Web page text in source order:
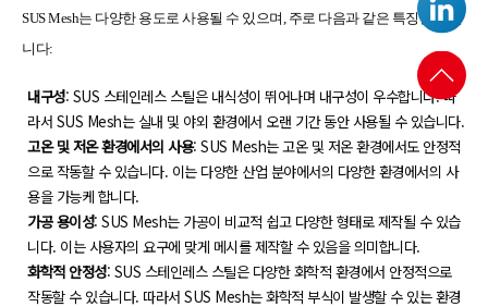
SUS Mesh는 다양한 용도로 사용될 수 있으며, 주로 다음과 같은 특징을 가집
니다:
내구성: SUS 스테인레스 스틸은 내식성이 뛰어나며 내구성이 우수합니다. 따
라서 SUS Mesh는 실내 및 야외 환경에서 오랜 기간 동안 사용될 수 있습니다.
고온 및 저온 환경에서의 사용: SUS Mesh는 고온 및 저온 환경에서도 안정적
으로 작동할 수 있습니다. 이는 다양한 산업 분야에서의 다양한 환경에서의 사
용을 가능케 합니다.
가공 용이성: SUS Mesh는 가공이 비교적 쉽고 다양한 형태로 제작될 수 있습
니다. 이는 사용자의 요구에 맞게 메시를 제작할 수 있음을 의미합니다.
화학적 안정성: SUS 스테인레스 스틸은 다양한 화학적 환경에서 안정적으로
작동할 수 있습니다. 따라서 SUS Mesh는 화학적 부식이 발생할 수 있는 환경